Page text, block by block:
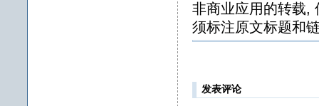
非商业应用的转载,
须标注原文标题和
发表评论